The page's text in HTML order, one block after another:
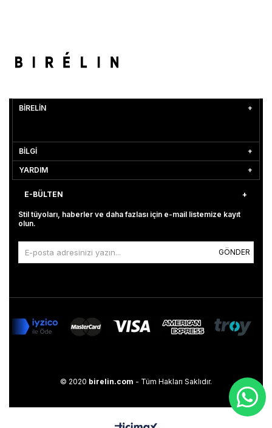
BİRELİN
BİLGİ
YARDIM
E-BÜLTEN
Stil tüyoları, haberler ve daha fazlası için e-mail listemize kayıt
olun.
GÖNDER
© 2020 birelin.com - Tüm Hakları Saklıdır.